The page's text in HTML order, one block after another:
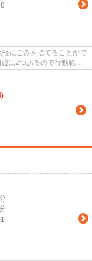
にごみを捨てることがで
に2つあるので行動範囲
)